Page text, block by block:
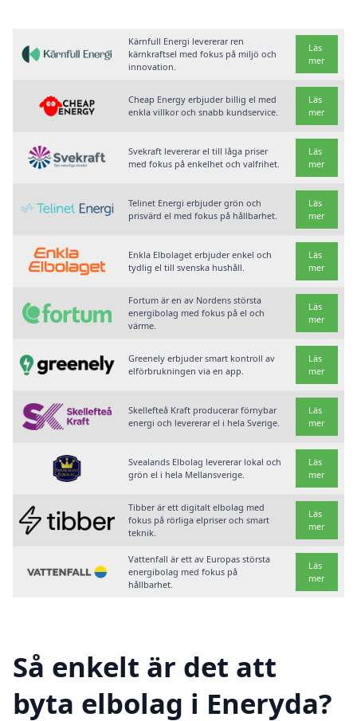
Kärnfull Energi levererar ren
kärnkraftsel med fokus på miljö och
innovation.
Läs
mer
Cheap Energy erbjuder billig el med
enkla villkor och snabb kundservice.
Läs
mer
Svekraft levererar el till låga priser
med fokus på enkelhet och valfrihet.
Läs
mer
Telinet Energi erbjuder grön och
prisvärd el med fokus på hållbarhet.
Läs
mer
Enkla Elbolaget erbjuder enkel och
tydlig el till svenska hushåll.
Läs
mer
Fortum är en av Nordens största
energibolag med fokus på el och
värme.
Läs
mer
Greenely erbjuder smart kontroll av
elförbrukningen via en app.
Läs
mer
Skellefteå Kraft producerar förnybar
energi och levererar el i hela Sverige.
Läs
mer
Svealands Elbolag levererar lokal och
grön el i hela Mellansverige.
Läs
mer
Tibber är ett digitalt elbolag med
fokus på rörliga elpriser och smart
teknik.
Läs
mer
Vattenfall är ett av Europas största
energibolag med fokus på
hållbarhet.
Läs
mer
Så enkelt är det att
byta elbolag i Eneryda?